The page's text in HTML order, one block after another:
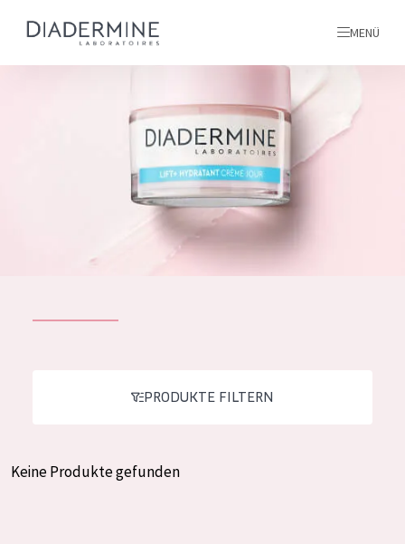
ALLE PRODUKTE
MENÜ
Spanish
PRODUKTE FILTERN
Keine Produkte gefunden